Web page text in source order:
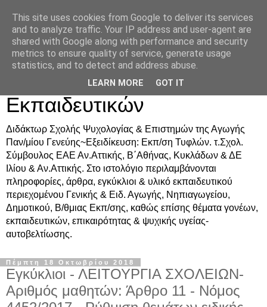
Δρ. Ράνια Χιουρέα-
Συμβουλευτική &
Υποστήριξη Γονέων &
Εκπαιδευτικών
Διδάκτωρ Σχολής Ψυχολογίας & Επιστημών της Αγωγής
Παν/μίου Γενεύης~Εξειδίκευση: Εκπ/ση Τυφλών. τ.Σχολ.
Σύμβουλος ΕΑΕ Αν.Αττικής, Β΄Αθήνας, Κυκλάδων & ΔΕ
Ιλίου & Αν.Αττικής. Στο ιστολόγιο περιλαμβάνονται
πληροφορίες, άρθρα, εγκύκλιοι & υλικό εκπαιδευτικού
περιεχομένου Γενικής & Ειδ. Αγωγής, Νηπιαγωγείου,
Δημοτικού, Β/θμιας Εκπ/σης, καθώς επίσης θέματα γονέων,
εκπαιδευτικών, επικαιρότητας & ψυχικής υγείας-
αυτοβελτίωσης.
Πέμπτη 18 Οκτωβρίου 2018
Εγκύκλιοι - ΛΕΙΤΟΥΡΓΙΑ ΣΧΟΛΕΙΩΝ-
Αριθμός μαθητών: Άρθρο 11 - Νόμος
This site uses cookies from Google to deliver its services
and to analyze traffic. Your IP address and user-agent are
shared with Google along with performance and security
metrics to ensure quality of service, generate usage
statistics, and to detect and address abuse.
LEARN MORE GOT IT